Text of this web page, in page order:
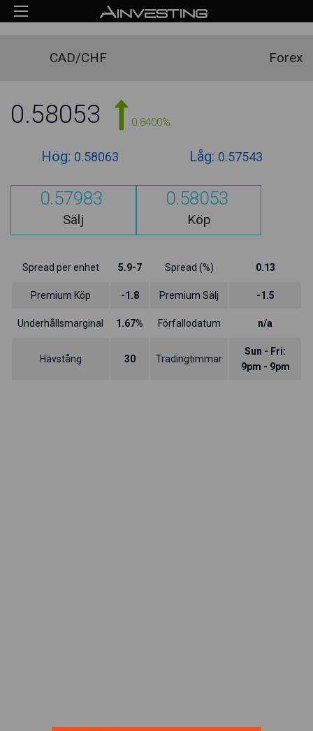
CAD/CHF Forex
0.58053 0.8400%
Hög: 0.58063 Låg: 0.57543
0.57983
Sälj
0.58053
Köp
Spread per enhet 5.9-7 Spread (%) 0.13
Premium Köp -1.8 Premium Sälj -1.5
Underhållsmarginal 1.67% Förfallodatum n/a
Hävstång 30 Tradingtimmar
Sun - Fri:
9pm - 9pm